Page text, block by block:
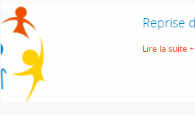
Reprise
Lire la suite +